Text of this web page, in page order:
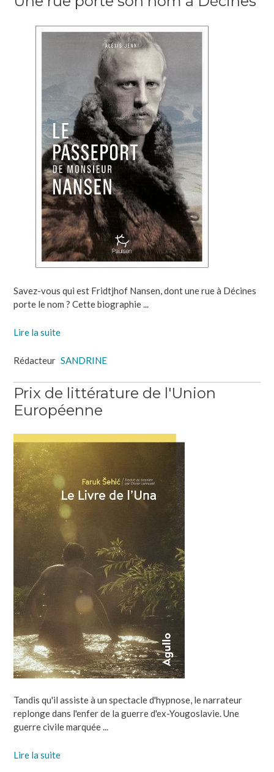
Savez-vous qui est Fridtjhof Nansen, dont une rue à Décines
porte le nom ? Cette biographie ...
Lire la suite
Rédacteur SANDRINE
Prix de littérature de l'Union
Européenne
Tandis qu'il assiste à un spectacle d'hypnose, le narrateur
replonge dans l'enfer de la guerre d'ex-Yougoslavie. Une
guerre civile marquée ...
Lire la suite